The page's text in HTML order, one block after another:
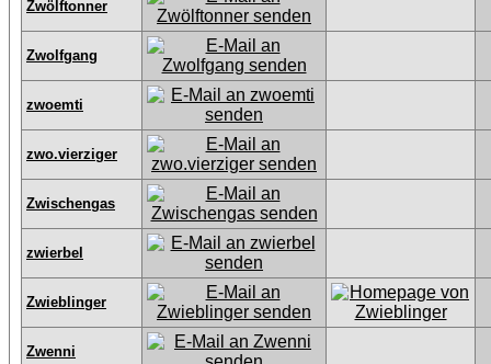
Zwölftonner
Zwolfgang
zwoemti
zwo.vierziger
Zwischengas
zwierbel
Zwieblinger
Zwenni